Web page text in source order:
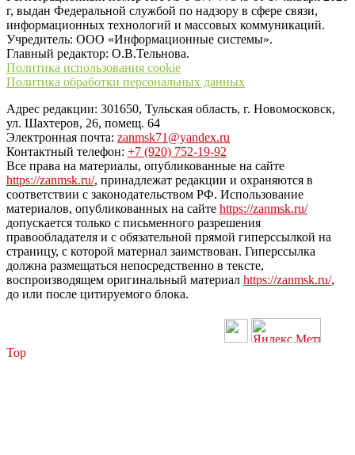
г, выдан Федеральной службой по надзору в сфере связи,
информационных технологий и массовых коммуникаций.
Учредитель: ООО «Информационные системы».
Главный редактор: О.В.Тельнова.
Политика использования cookie
Политика обработки персональных данных
Адрес редакции: 301650, Тульская область, г. Новомосковск,
ул. Шахтеров, 26, помещ. 64
Электронная почта: zanmsk71@yandex.ru
Контактный телефон: +7 (920) 752-19-92
Все права на материалы, опубликованные на сайте
https://zanmsk.ru/, принадлежат редакции и охраняются в
соответствии с законодательством РФ. Использование
материалов, опубликованных на сайте https://zanmsk.ru/
допускается только с письменного разрешения
правообладателя и с обязательной прямой гиперссылкой на
страницу, с которой материал заимствован. Гиперссылка
должна размещаться непосредственно в тексте,
воспроизводящем оригинальный материал https://zanmsk.ru/,
до или после цитируемого блока.
Top